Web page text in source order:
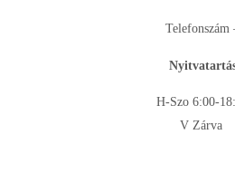
Telefonszám
H-Szo 6:00-
V Zárva